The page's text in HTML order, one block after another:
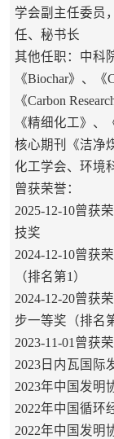
学会副主任委员
任、秘书长
其他任职：中科
《Biochar》、《
《Carbon
《精细化工》、
核心期刊《洁净
化工学会、环境
曾获荣誉：
2025-12-10曾获
技奖
2024-12-10曾获
（排名第1）
2024-12-20曾获
步一等奖（排名
2023-11-01曾获
2023日内瓦国际
2023年中国发明
2022年中国循环
2022年中国发明